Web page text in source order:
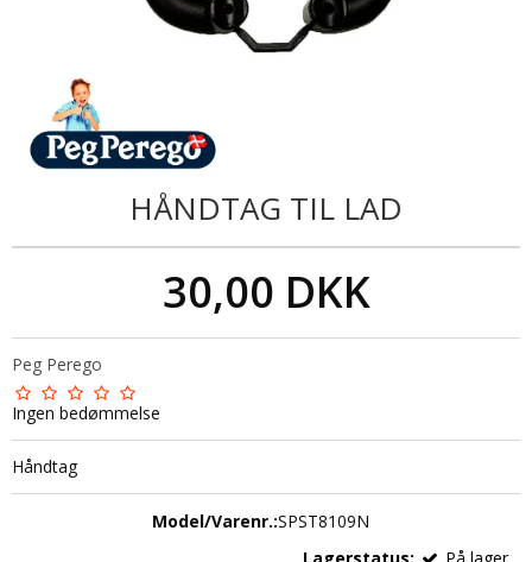
HÅNDTAG TIL LAD
30,00 DKK
Peg Perego
Ingen bedømmelse
Håndtag
Model/Varenr.:SPST8109N